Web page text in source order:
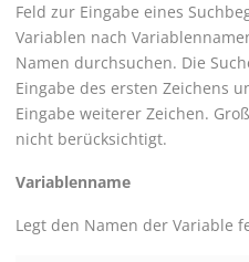
Feld zur Eingabe eines
Variablen nach
Namen durchsuchen. Die
Eingabe des ersten Zeichens
Eingabe weiterer Zeichen.
nicht berücksichtigt.
Variablenname
Legt den Namen der Variable